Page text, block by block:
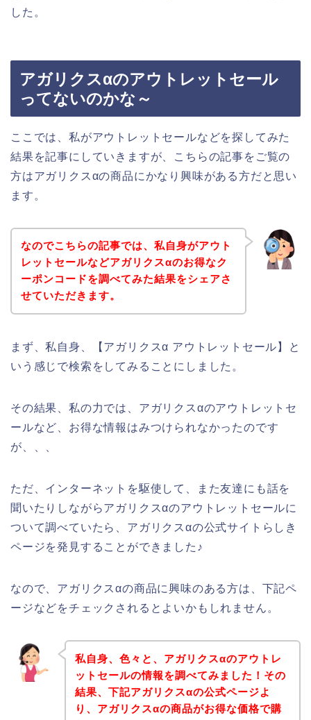
した。
アガリクスαのアウトレットセール
ってないのかな～
ここでは、私がアウトレットセールなどを探してみた
結果を記事にしていきますが、こちらの記事をご覧の
方はアガリクスαの商品にかなり興味がある方だと思い
ます。
なのでこちらの記事では、私自身がアウト
レットセールなどアガリクスαのお得なク
ーポンコードを調べてみた結果をシェアさ
せていただきます。
まず、私自身、【アガリクスα アウトレットセール】と
いう感じで検索をしてみることにしました。
その結果、私の力では、アガリクスαのアウトレットセ
ールなど、お得な情報はみつけられなかったのです
が、、、
ただ、インターネットを駆使して、また友達にも話を
聞いたりしながらアガリクスαのアウトレットセールに
ついて調べていたら、アガリクスαの公式サイトらしき
ページを発見することができました♪
なので、アガリクスαの商品に興味のある方は、下記ペ
ージなどをチェックされるとよいかもしれません。
私自身、色々と、アガリクスαのアウトレ
ットセールの情報を調べてみました！その
結果、下記アガリクスαの公式ページよ
り、アガリクスαの商品がお得な価格で購